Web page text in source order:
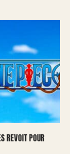
REVOIT POUR